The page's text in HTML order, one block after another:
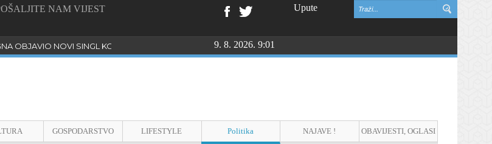
NAM VIJEST
Upute
OBJAVIO NOVI SINGL KOJI PROGOVARA O BULLYINGU9. 8. 2026. 9:01
GOSPODARSTVO LIFESTYLE Politika NAJAVE ! OBAVIJESTI, OGLASI